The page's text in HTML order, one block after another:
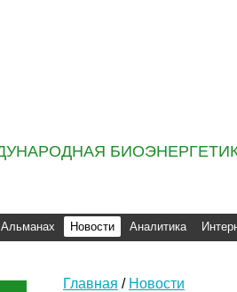
Альманах Новости Аналитика
Главная / Новости